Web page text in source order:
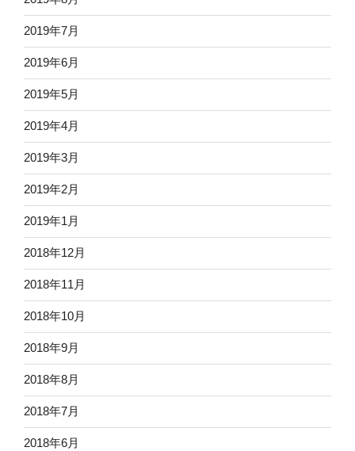
2019年7月
2019年6月
2019年5月
2019年4月
2019年3月
2019年2月
2019年1月
2018年12月
2018年11月
2018年10月
2018年9月
2018年8月
2018年7月
2018年6月